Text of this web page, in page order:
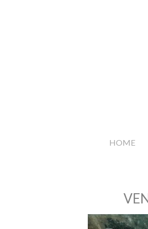
HOME